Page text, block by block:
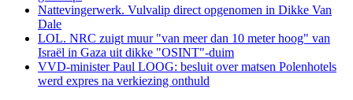
Nattevingerwerk. Vulvalip direct opgenomen in Dikke Van
Dale
LOL. NRC zuigt muur "van meer dan 10 meter hoog" van
Israël in Gaza uit dikke "OSINT"-duim
VVD-minister Paul LOOG: besluit over matsen Polenhotels
werd expres na verkiezing onthuld